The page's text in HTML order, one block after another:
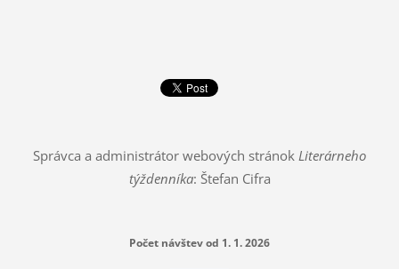
Správca a administrátor webových stránok Literárneho
týždenníka: Štefan Cifra
Počet návštev od 1. 1. 2026